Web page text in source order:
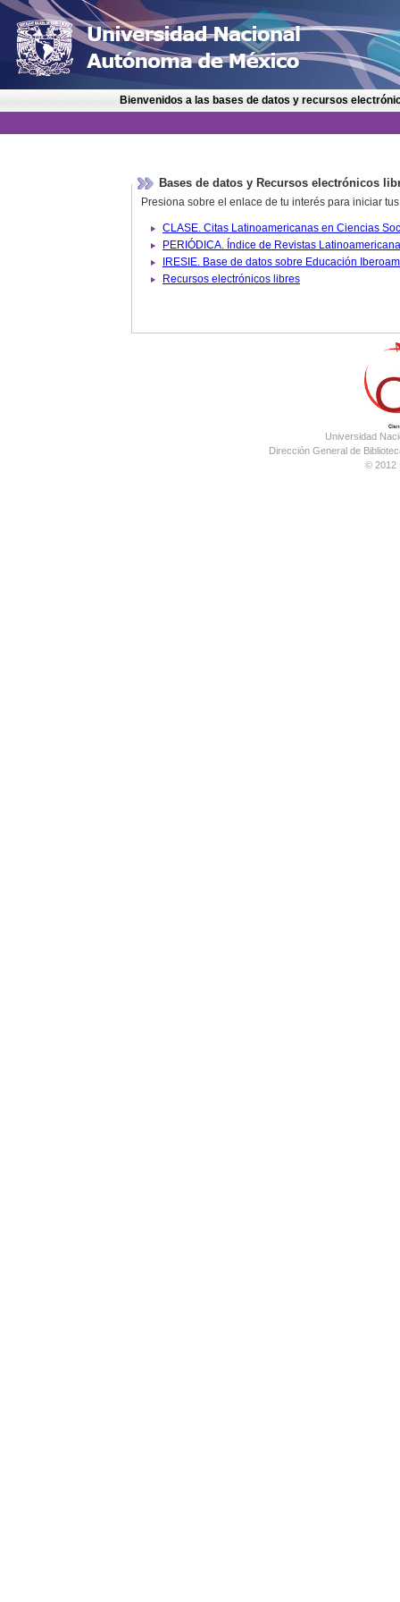
Bienvenidos a las bases de datos y recursos
Bases de datos y Recursos electrónicos
Presiona sobre el enlace de tu interés para iniciar
IRESIE. Base de datos
Recursos electrónicos libres
Universidad
Dirección General de
© 2012